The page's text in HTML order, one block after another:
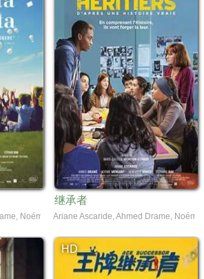
Noémie Merlant
继承者
Ariane Ascaride, Ahmed Drame,
HD